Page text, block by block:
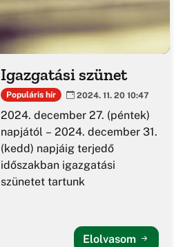
Igazgatási szünet
Populáris hír 2024. 11. 20 10:47
2024. december 27. (péntek)
napjától – 2024. december 31.
(kedd) napjáig terjedő
időszakban igazgatási
szünetet tartunk
Elolvasom